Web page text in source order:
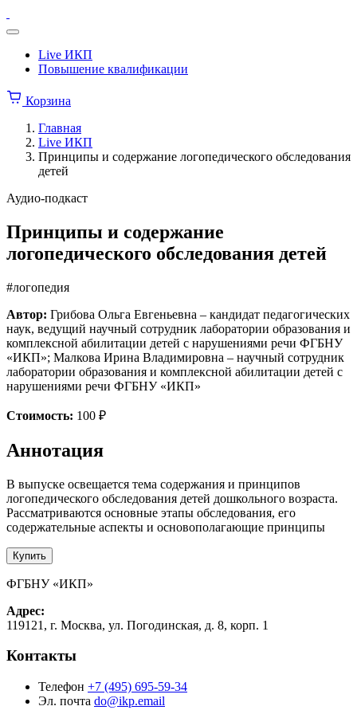
ккоррекционной
Меню
Live ИКП
Повышение квалификации
Корзина
Главная
Live ИКП
Принципы и содержание логопедического обследования
детей
Аудио-подкаст
Принципы и содержание
логопедического обследования детей
#логопедия
Автор: Грибова Ольга Евгеньевна – кандидат педагогических
наук, ведущий научный сотрудник лаборатории образования и
комплексной абилитации детей с нарушениями речи ФГБНУ
«ИКП»; Малкова Ирина Владимировна – научный сотрудник
лаборатории образования и комплексной абилитации детей с
нарушениями речи ФГБНУ «ИКП»
Стоимость: 100 ₽
Аннотация
В выпуске освещается тема содержания и принципов
логопедического обследования детей дошкольного возраста.
Рассматриваются основные этапы обследования, его
содержательные аспекты и основополагающие принципы
Купить
ФГБНУ «ИКП»
Адрес:
119121, г. Москва, ул. Погодинская, д. 8, корп. 1
Контакты
Телефон +7 (495) 695-59-34
Эл. почта do@ikp.email